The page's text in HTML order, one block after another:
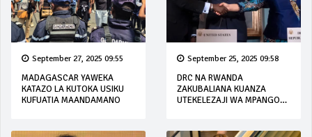
September 27, 2025 09:55
MADAGASCAR YAWEKA
KATAZO LA KUTOKA USIKU
KUFUATIA MAANDAMANO
September 25, 2025 09:58
DRC NA RWANDA
ZAKUBALIANA KUANZA
UTEKELEZAJI WA MPANGO